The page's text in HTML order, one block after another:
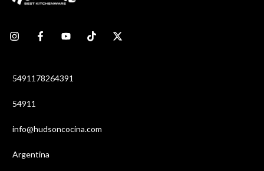
5491178264391
54911
info@hudsoncocina.com
Argentina